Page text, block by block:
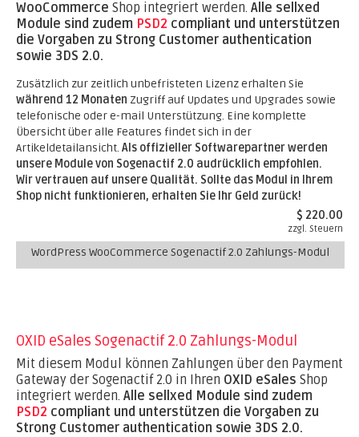
WooCommerce Shop integriert werden. Alle sellxed
Module sind zudem PSD2 compliant und unterstützen
die Vorgaben zu Strong Customer authentication
sowie 3DS 2.0.
Zusätzlich zur zeitlich unbefristeten Lizenz erhalten Sie
während 12 Monaten Zugriff auf Updates und Upgrades sowie
telefonische oder e-mail Unterstützung. Eine komplette
Übersicht über alle Features findet sich in der
Artikeldetailansicht. Als offizieller Softwarepartner werden
unsere Module von Sogenactif 2.0 audrücklich empfohlen.
Wir vertrauen auf unsere Qualität. Sollte das Modul in Ihrem
Shop nicht funktionieren, erhalten Sie Ihr Geld zurück!
$ 220.00
zzgl. Steuern
WordPress WooCommerce Sogenactif 2.0 Zahlungs-Modul
OXID eSales Sogenactif 2.0 Zahlungs-Modul
Mit diesem Modul können Zahlungen über den Payment
Gateway der Sogenactif 2.0 in Ihren OXID eSales Shop
integriert werden. Alle sellxed Module sind zudem
PSD2 compliant und unterstützen die Vorgaben zu
Strong Customer authentication sowie 3DS 2.0.